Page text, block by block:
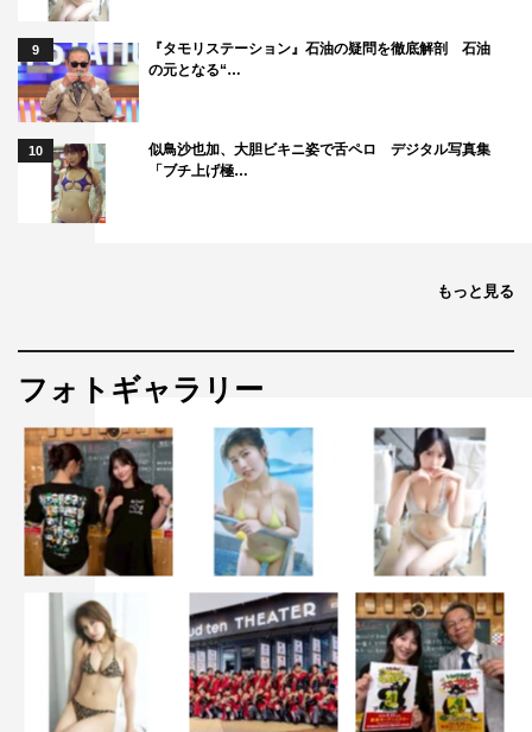
9
『タモリステーション』石油の疑問を徹底解剖 石油
の元となる“…
10
似鳥沙也加、大胆ビキニ姿で舌ペロ デジタル写真集
「ブチ上げ極…
もっと見る
フォトギャラリー